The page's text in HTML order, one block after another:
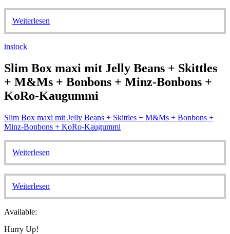
Weiterlesen
instock
Slim Box maxi mit Jelly Beans + Skittles
+ M&Ms + Bonbons + Minz-Bonbons +
KoRo-Kaugummi
Slim Box maxi mit Jelly Beans + Skittles + M&Ms + Bonbons +
Minz-Bonbons + KoRo-Kaugummi
Weiterlesen
Weiterlesen
Available:
Hurry Up!